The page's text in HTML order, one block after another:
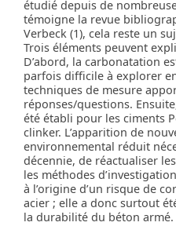
étudié depuis de
témoigne la revue
Verbeck (1), cela reste un
Trois éléments peuvent
D’abord, la carbonatation
parfois difficile à explorer
techniques de mesure
réponses/questions.
été établi pour les ciments
clinker. L’apparition de
environnemental réduit
décennie, de réactualiser
les méthodes
à l’origine d’un risque de
acier ; elle a donc surtout
la durabilité du béton armé.